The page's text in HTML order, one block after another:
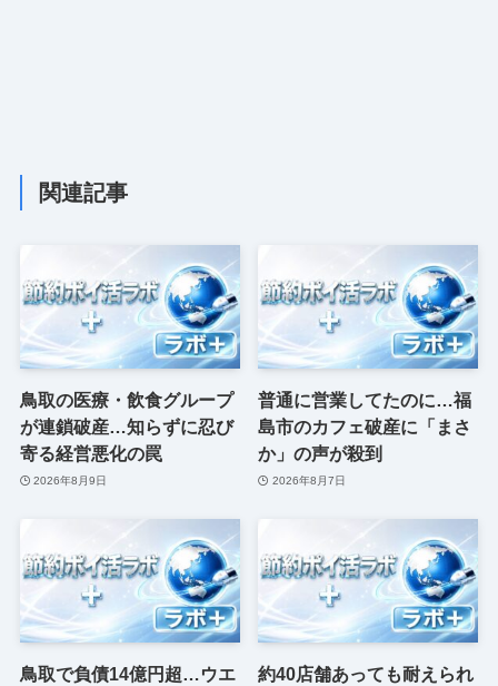
関連記事
鳥取の医療・飲食グループ
が連鎖破産…知らずに忍び
寄る経営悪化の罠
2026年8月9日
普通に営業してたのに…福
島市のカフェ破産に「まさ
か」の声が殺到
2026年8月7日
鳥取で負債14億円超…ウエ
約40店舗あっても耐えられ